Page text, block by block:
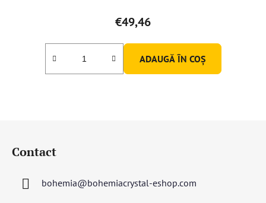
€49,46
ADAUGĂ ÎN COŞ
Contact
bohemia@bohemiacrystal-eshop.com